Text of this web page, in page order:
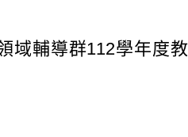
域輔導群112學年度教